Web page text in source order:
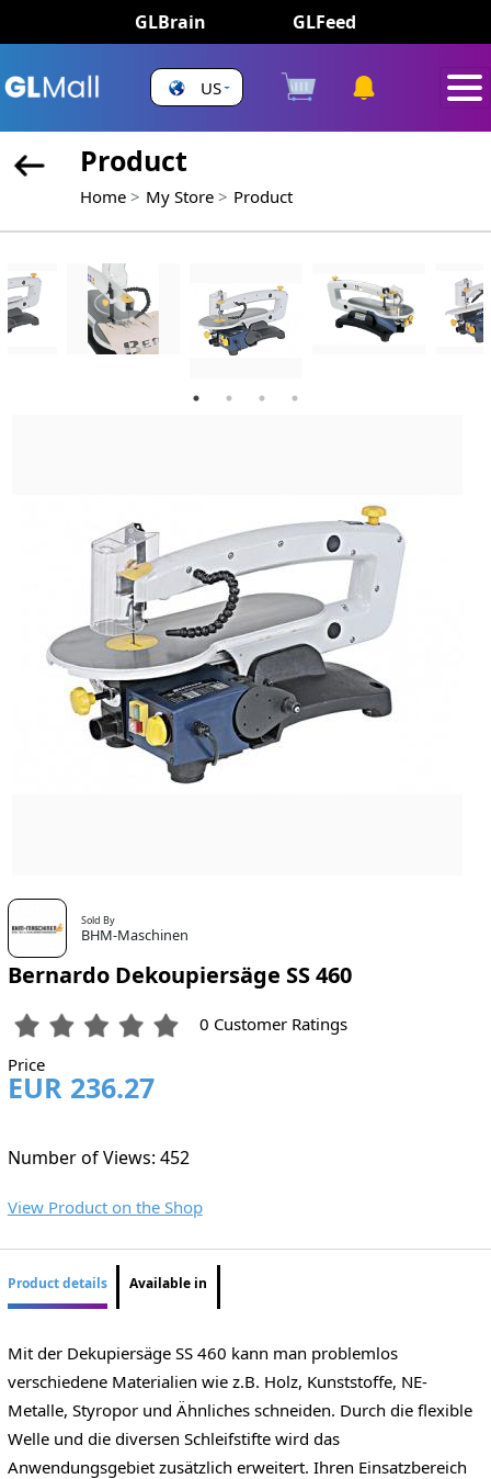
GLBrain GLFeed
US
Product
Home My Store Product
Sold By
BHM-Maschinen
Bernardo Dekoupiersäge SS 460
0 Customer Ratings
Price
EUR 236.27
Number of Views: 452
View Product on the Shop
Product details Available in
Mit der Dekupiersäge SS 460 kann man problemlos
verschiedene Materialien wie z.B. Holz, Kunststoffe, NE-
Metalle, Styropor und Ähnliches schneiden. Durch die flexible
Welle und die diversen Schleifstifte wird das
Anwendungsgebiet zusätzlich erweitert. Ihren Einsatzbereich